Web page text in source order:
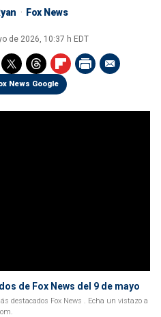
Fox News
de 2026, 10:37 h EDT
News Google
de Fox News del 9 de mayo
destacados Fox News . Echa un vistazo a